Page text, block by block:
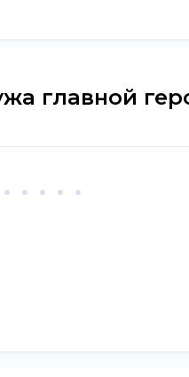
главной